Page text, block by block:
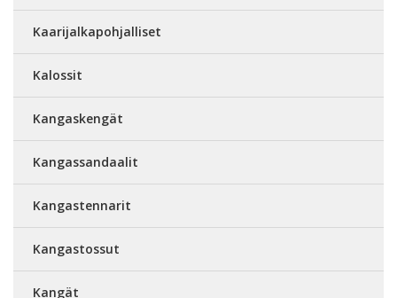
Kaarijalkapohjalliset
Kalossit
Kangaskengät
Kangassandaalit
Kangastennarit
Kangastossut
Kangät